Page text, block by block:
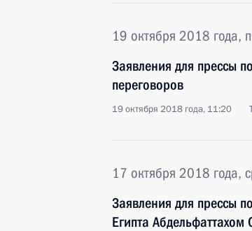
19 октября 2018 года,
Заявления для прессы
переговоров
19 октября 2018 года, 11:20
17 октября 2018 года,
Заявления для прессы
Египта Абдельфаттахом